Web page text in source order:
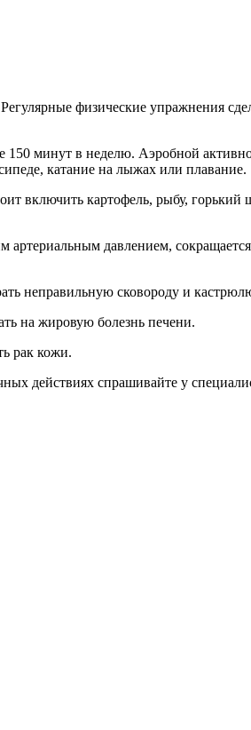
физические упражнения
минут в неделю. Аэробной
катание на лыжах или плавание.
включить картофель, рыбу,
давлением,
неправильную сковороду и
на жировую болезнь печени.
рак кожи.
действиях спрашивайте у